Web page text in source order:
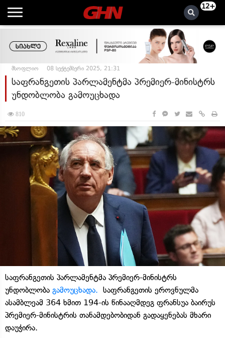
12+
მსოფლიო 08 სექტემბერი 2025, 21:31
საფრანგეთის პარლამენტმა პრემიერ-მინისტრს
უნდობლობა გამოუცხადა
810
საფრანგეთის პარლამენტმა პრემიერ-მინისტრს
უნდობლობა გამოუცხადა. საფრანგეთის ეროვნულმა
ასამბლეამ 364 ხმით 194-ის წინააღმდეგ ფრანსუა ბაირუს
პრემიერ-მინისტრის თანამდებობიდან გადაყენებას მხარი
დაუჭირა.